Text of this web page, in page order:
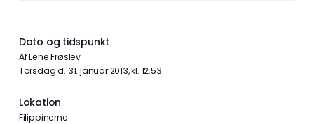
Dato og tidspunkt
Af Lene Frøslev
torsdag d. 31. januar 2013, kl. 12.53
Lokation
Filippinerne